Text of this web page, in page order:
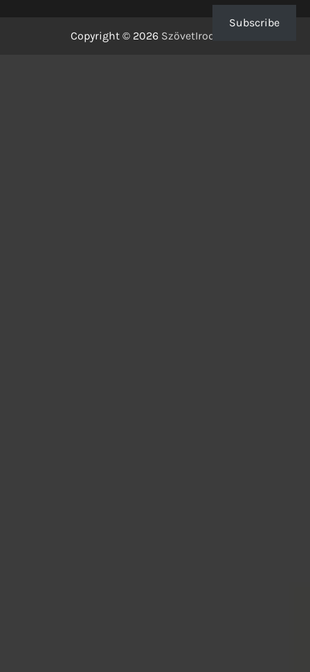
Copyright © 2026 SzövetIrodalom
Subscribe